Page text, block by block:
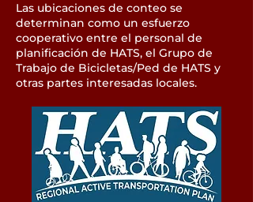
Las ubicaciones de conteo se
determinan como un esfuerzo
cooperativo entre el personal de
planificación de HATS, el Grupo de
Trabajo de Bicicletas/Ped de HATS y
otras partes interesadas locales.